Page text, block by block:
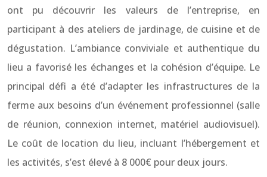
ont pu découvrir les valeurs de l’entreprise, en
participant à des ateliers de jardinage, de cuisine et de
dégustation. L’ambiance conviviale et authentique du
lieu a favorisé les échanges et la cohésion d’équipe. Le
principal défi a été d’adapter les infrastructures de la
ferme aux besoins d’un événement professionnel (salle
de réunion, connexion internet, matériel audiovisuel).
Le coût de location du lieu, incluant l’hébergement et
les activités, s’est élevé à 8 000€ pour deux jours.